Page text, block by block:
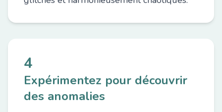
4
Expérimentez pour découvrir
des anomalies